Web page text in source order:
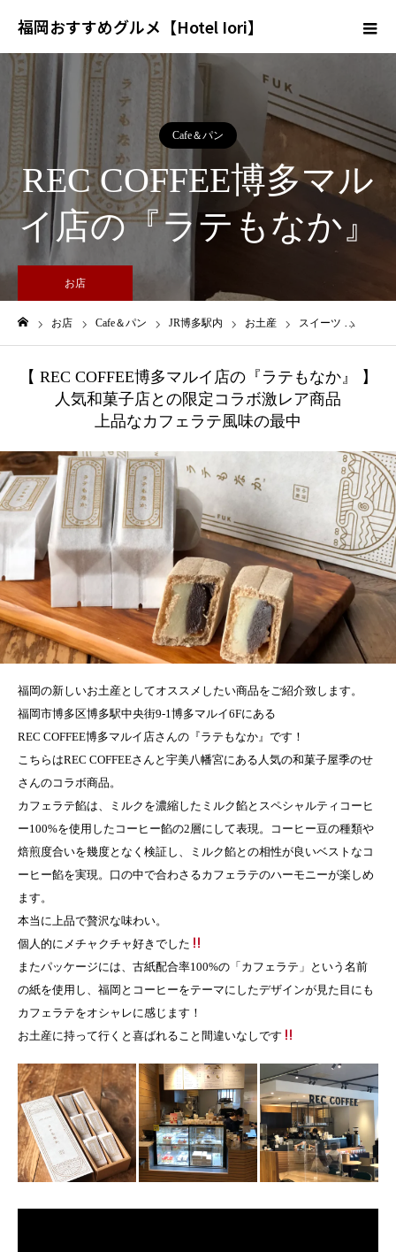
福岡おすすめグルメ【Hotel Iori】
Cafe＆パン
REC COFFEE博多マル
イ店の『ラテもなか』
お店
お店 Cafe＆パン JR博多駅内 お土産 スイーツ
【 REC COFFEE博多マルイ店の『ラテもなか』 】
人気和菓子店との限定コラボ激レア商品
上品なカフェラテ風味の最中
福岡の新しいお土産としてオススメしたい商品をご紹介致します。
福岡市博多区博多駅中央街9-1博多マルイ6Fにある
REC COFFEE博多マルイ店さんの『ラテもなか』です！
こちらはREC COFFEEさんと宇美八幡宮にある人気の和菓子屋季のせ
さんのコラボ商品。
カフェラテ餡は、ミルクを濃縮したミルク餡とスペシャルティコーヒ
ー100%を使用したコーヒー餡の2層にして表現。コーヒー豆の種類や
焙煎度合いを幾度となく検証し、ミルク餡との相性が良いベストなコ
ーヒー餡を実現。口の中で合わさるカフェラテのハーモニーが楽しめ
ます。
本当に上品で贅沢な味わい。
個人的にメチャクチャ好きでした
またパッケージには、古紙配合率100%の「カフェラテ」という名前
の紙を使用し、福岡とコーヒーをテーマにしたデザインが見た目にも
カフェラテをオシャレに感じます！
お土産に持って行くと喜ばれること間違いなしです